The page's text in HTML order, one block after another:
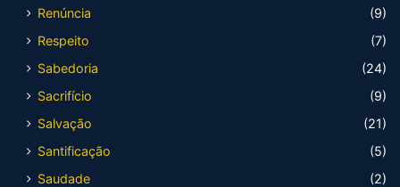
Renúncia
(9)
Respeito
(7)
Sabedoria
(24)
Sacrifício
(9)
Salvação
(21)
Santificação
(5)
Saudade
(2)